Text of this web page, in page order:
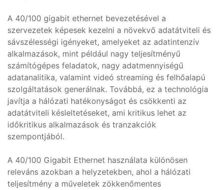
A 40/100 gigabit ethernet bevezetésével a
szervezetek képesek kezelni a növekvő adatátviteli és
sávszélességi igényeket, amelyeket az adatintenzív
alkalmazások, mint például nagy teljesítményű
számítógépes feladatok, nagy adatmennyiségű
adatanalitika, valamint videó streaming és felhőalapú
szolgáltatások generálnak. Továbbá, ez a technológia
javítja a hálózati hatékonyságot és csökkenti az
adatátviteli késleltetéseket, ami kritikus lehet az
időkritikus alkalmazások és tranzakciók
szempontjából.
A 40/100 Gigabit Ethernet használata különösen
releváns azokban a helyzetekben, ahol a hálózati
teljesítmény a műveletek zökkenőmentes